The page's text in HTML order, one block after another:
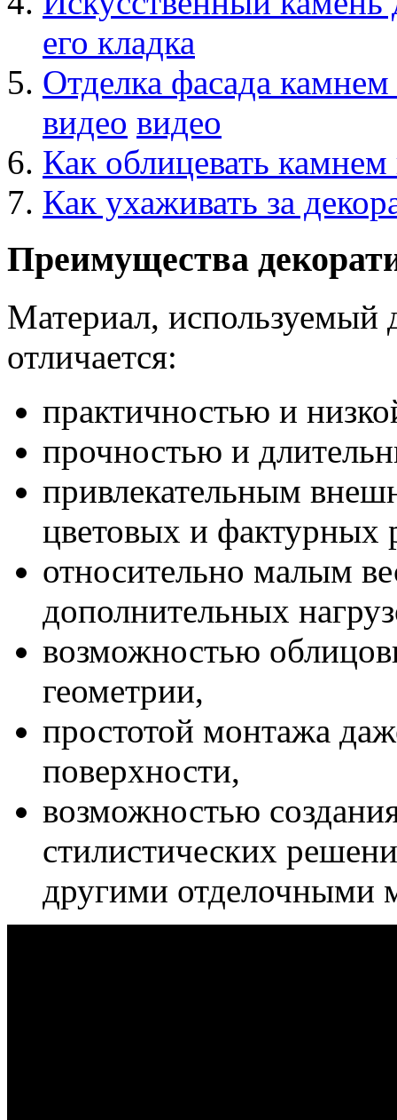
его кладка
Отделка фасада
видео видео
Как облицевать
Как ухаживать за
Преимущества
Материал, используемый
отличается:
практичностью и
прочностью и
привлекательным
цветовых и фактурных
относительно малым
дополнительных
возможностью
геометрии,
простотой монтажа
поверхности,
возможностью
стилистических
другими отделочными